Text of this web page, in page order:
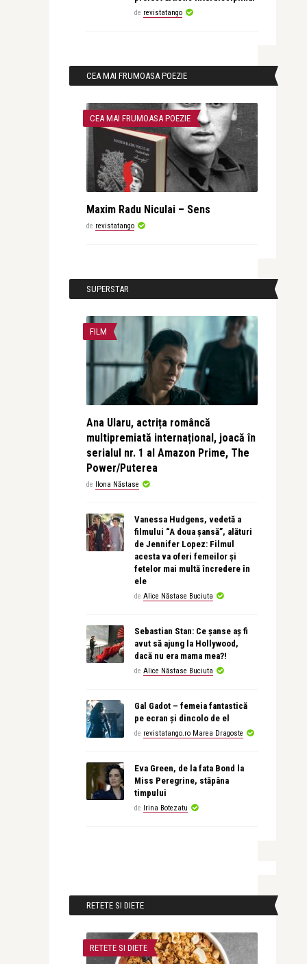
de revistatango
CEA MAI FRUMOASA POEZIE
CEA MAI FRUMOASA POEZIE
Maxim Radu Niculai – Sens
de revistatango
SUPERSTAR
FILM
Ana Ularu, actrița româncă
multipremiată internațional, joacă în
serialul nr. 1 al Amazon Prime, The
Power/Puterea
de Ilona Năstase
Vanessa Hudgens, vedetă a
filmului “A doua șansă”, alături
de Jennifer Lopez: Filmul
acesta va oferi femeilor și
fetelor mai multă încredere în
ele
de Alice Năstase Buciuta
Sebastian Stan: Ce șanse aș fi
avut să ajung la Hollywood,
dacă nu era mama mea?!
de Alice Năstase Buciuta
Gal Gadot – femeia fantastică
pe ecran și dincolo de el
de revistatango.ro Marea Dragoste
Eva Green, de la fata Bond la
Miss Peregrine, stăpâna
timpului
de Irina Botezatu
RETETE SI DIETE
RETETE SI DIETE